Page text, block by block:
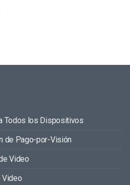
Todos los Dispositivos
de Pago-por-Visión
Video
Video